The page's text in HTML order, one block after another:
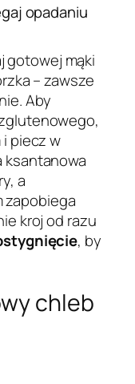
opadaniu
gotowej mąki
– zawsze
Aby
piecz w
ksantanowa
a
zapobiega
kroj od razu
, by
chleb